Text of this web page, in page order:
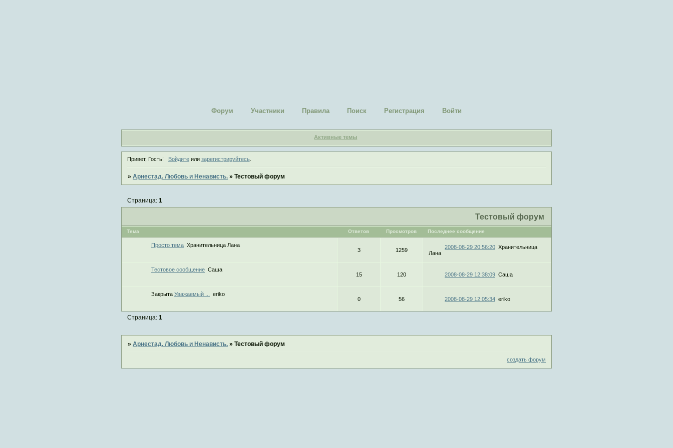
Форум Участники Правила Поиск Регистрация Войти
Активные темы
Привет, Гость! Войдитеили зарегистрируйтесь.
»Арнестад. Любовь и Ненависть. »Тестовый форум
Тестовый форум
Страница:1
Тема Ответов Просмотров Последнее сообщение
Просто тема Хранительница Лана
3
1259 2008-08-29 20:56:20 Хранительница
Лана
Тестовое сообщение Саша
15
120 2008-08-29 12:38:09 Саша
Закрыта Уважаемый ...
eriko
0
56 2008-08-29 12:05:34 eriko
Страница:1
»Арнестад. Любовь и Ненависть. »Тестовый форум
создать форум